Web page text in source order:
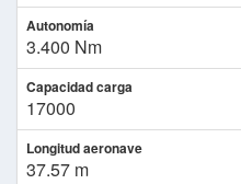
Autonomía
3.400 Nm
Capacidad carga
17000
Longitud aeronave
37.57 m